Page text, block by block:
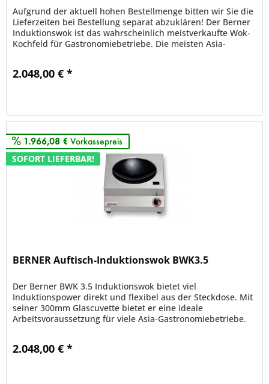
Aufgrund der aktuell hohen Bestellmenge bitten wir Sie die
Lieferzeiten bei Bestellung separat abzuklären! Der Berner
Induktionswok ist das wahrscheinlich meistverkaufte Wok-
Kochfeld für Gastronomiebetriebe. Die meisten Asia-
2.048,00 € *
1.966,08 € Vorkassepreis
SOFORT LIEFERBAR!
BERNER Auftisch-Induktionswok BWK3.5
Der Berner BWK 3.5 Induktionswok bietet viel
Induktionspower direkt und flexibel aus der Steckdose. Mit
seiner 300mm Glascuvette bietet er eine ideale
Arbeitsvoraussetzung für viele Asia-Gastronomiebetriebe.
2.048,00 € *